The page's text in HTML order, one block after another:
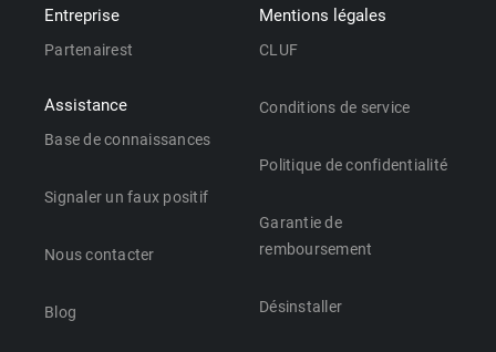
Entreprise
Partenairest
Assistance
Base de connaissances
Signaler un faux positif
Nous contacter
Blog
Mentions légales
CLUF
Conditions de service
Politique de confidentialité
Garantie de
remboursement
Désinstaller